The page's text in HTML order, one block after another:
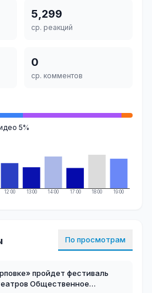
5,299
ср. реакций
0
ср. комментов
5%
12:00 13:00 14:00 17:00 18:00 19:00
По просмотрам
пройдет фестиваль